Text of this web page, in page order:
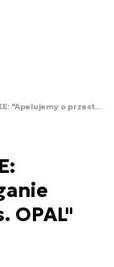
Woźniak do wiceszefa KE: "Apelujemy o przestrzeganie europejskiego prawa ws. OPAL"
OPAL"